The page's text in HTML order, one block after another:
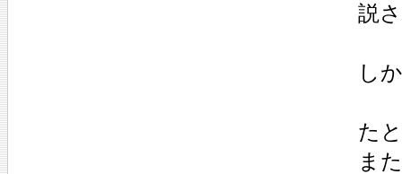
説
し
た
ま